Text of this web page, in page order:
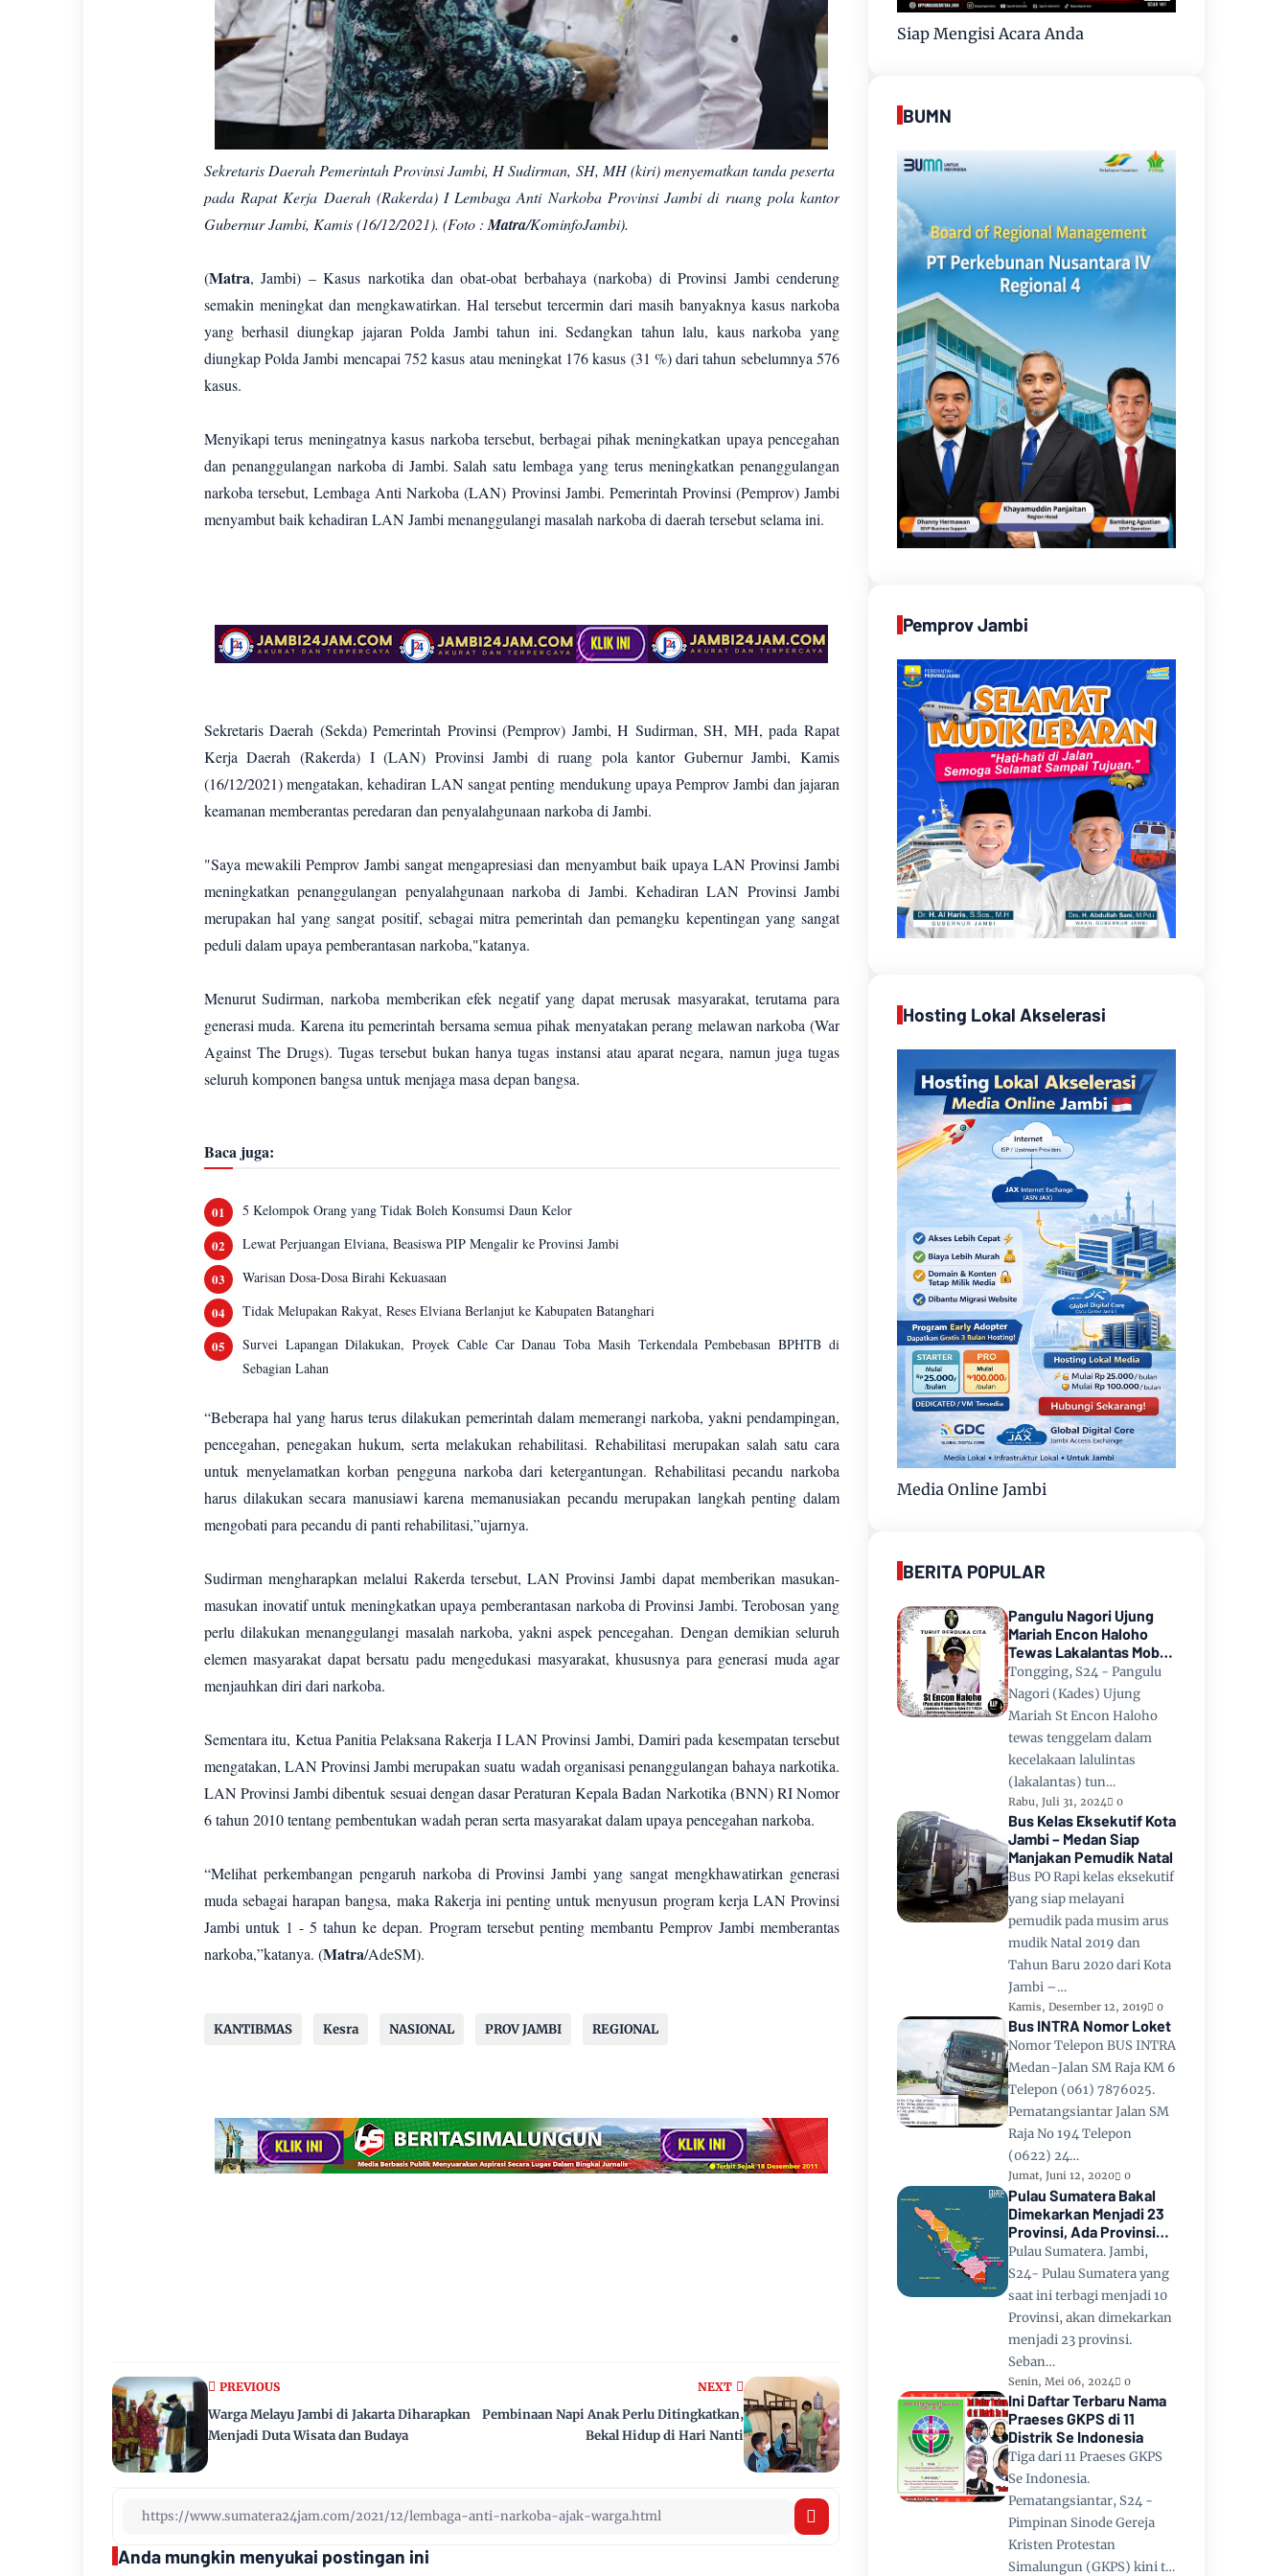
Sekretaris Daerah Pemerintah Provinsi Jambi, H Sudirman, SH, MH (kiri) menyematkan tanda peserta
pada Rapat Kerja Daerah (Rakerda) I Lembaga Anti Narkoba Provinsi Jambi di ruang pola kantor
Gubernur Jambi, Kamis (16/12/2021). (Foto : Matra/KominfoJambi).
(Matra, Jambi) – Kasus narkotika dan obat-obat berbahaya (narkoba) di Provinsi Jambi cenderung
semakin meningkat dan mengkawatirkan. Hal tersebut tercermin dari masih banyaknya kasus narkoba
yang berhasil diungkap jajaran Polda Jambi tahun ini. Sedangkan tahun lalu, kaus narkoba yang
diungkap Polda Jambi mencapai 752 kasus atau meningkat 176 kasus (31 %) dari tahun sebelumnya 576
kasus.
Menyikapi terus meningatnya kasus narkoba tersebut, berbagai pihak meningkatkan upaya pencegahan
dan penanggulangan narkoba di Jambi. Salah satu lembaga yang terus meningkatkan penanggulangan
narkoba tersebut, Lembaga Anti Narkoba (LAN) Provinsi Jambi. Pemerintah Provinsi (Pemprov) Jambi
menyambut baik kehadiran LAN Jambi menanggulangi masalah narkoba di daerah tersebut selama ini.
Sekretaris Daerah (Sekda) Pemerintah Provinsi (Pemprov) Jambi, H Sudirman, SH, MH, pada Rapat
Kerja Daerah (Rakerda) I (LAN) Provinsi Jambi di ruang pola kantor Gubernur Jambi, Kamis
(16/12/2021) mengatakan, kehadiran LAN sangat penting mendukung upaya Pemprov Jambi dan jajaran
keamanan memberantas peredaran dan penyalahgunaan narkoba di Jambi.
"Saya mewakili Pemprov Jambi sangat mengapresiasi dan menyambut baik upaya LAN Provinsi Jambi
meningkatkan penanggulangan penyalahgunaan narkoba di Jambi. Kehadiran LAN Provinsi Jambi
merupakan hal yang sangat positif, sebagai mitra pemerintah dan pemangku kepentingan yang sangat
peduli dalam upaya pemberantasan narkoba,"katanya.
Menurut Sudirman, narkoba memberikan efek negatif yang dapat merusak masyarakat, terutama para
generasi muda. Karena itu pemerintah bersama semua pihak menyatakan perang melawan narkoba (War
Against The Drugs). Tugas tersebut bukan hanya tugas instansi atau aparat negara, namun juga tugas
seluruh komponen bangsa untuk menjaga masa depan bangsa.
Baca juga:
5 Kelompok Orang yang Tidak Boleh Konsumsi Daun Kelor
Lewat Perjuangan Elviana, Beasiswa PIP Mengalir ke Provinsi Jambi
Warisan Dosa-Dosa Birahi Kekuasaan
Tidak Melupakan Rakyat, Reses Elviana Berlanjut ke Kabupaten Batanghari
Survei Lapangan Dilakukan, Proyek Cable Car Danau Toba Masih Terkendala Pembebasan BPHTB di
Sebagian Lahan
“Beberapa hal yang harus terus dilakukan pemerintah dalam memerangi narkoba, yakni pendampingan,
pencegahan, penegakan hukum, serta melakukan rehabilitasi. Rehabilitasi merupakan salah satu cara
untuk menyelamatkan korban pengguna narkoba dari ketergantungan. Rehabilitasi pecandu narkoba
harus dilakukan secara manusiawi karena memanusiakan pecandu merupakan langkah penting dalam
mengobati para pecandu di panti rehabilitasi,”ujarnya.
Sudirman mengharapkan melalui Rakerda tersebut, LAN Provinsi Jambi dapat memberikan masukan-
masukan inovatif untuk meningkatkan upaya pemberantasan narkoba di Provinsi Jambi. Terobosan yang
perlu dilakukan menanggulangi masalah narkoba, yakni aspek pencegahan. Dengan demikian seluruh
elemen masyarakat dapat bersatu padu mengedukasi masyarakat, khususnya para generasi muda agar
menjauhkan diri dari narkoba.
Sementara itu, Ketua Panitia Pelaksana Rakerja I LAN Provinsi Jambi, Damiri pada kesempatan tersebut
mengatakan, LAN Provinsi Jambi merupakan suatu wadah organisasi penanggulangan bahaya narkotika.
LAN Provinsi Jambi dibentuk sesuai dengan dasar Peraturan Kepala Badan Narkotika (BNN) RI Nomor
6 tahun 2010 tentang pembentukan wadah peran serta masyarakat dalam upaya pencegahan narkoba.
“Melihat perkembangan pengaruh narkoba di Provinsi Jambi yang sangat mengkhawatirkan generasi
muda sebagai harapan bangsa, maka Rakerja ini penting untuk menyusun program kerja LAN Provinsi
Jambi untuk 1 - 5 tahun ke depan. Program tersebut penting membantu Pemprov Jambi memberantas
narkoba,”katanya. (Matra/AdeSM).
KANTIBMAS Kesra NASIONAL PROV JAMBI REGIONAL
NEXT
Pembinaan Napi Anak Perlu Ditingkatkan,
Bekal Hidup di Hari Nanti
PREVIOUS
Warga Melayu Jambi di Jakarta Diharapkan
Menjadi Duta Wisata dan Budaya
Anda mungkin menyukai postingan ini
Siap Mengisi Acara Anda
BUMN
Pemprov Jambi
Hosting Lokal Akselerasi
Media Online Jambi
BERITA POPULAR
Pangulu Nagori Ujung
Mariah Encon Haloho
Tewas Lakalantas Mobil
Terjun ke Danau Toba di
Tongging
Tongging, S24 - Pangulu
Nagori (Kades) Ujung
Mariah St Encon Haloho
tewas tenggelam dalam
kecelakaan lalulintas
(lakalantas) tun…
Rabu, Juli 31, 2024 0
Bus Kelas Eksekutif Kota
Jambi – Medan Siap
Manjakan Pemudik Natal
Bus PO Rapi kelas eksekutif
yang siap melayani
pemudik pada musim arus
mudik Natal 2019 dan
Tahun Baru 2020 dari Kota
Jambi –…
Kamis, Desember 12, 2019 0
Bus INTRA Nomor Loket
Nomor Telepon BUS INTRA
Medan-Jalan SM Raja KM 6
Telepon (061) 7876025.
Pematangsiantar Jalan SM
Raja No 194 Telepon
(0622) 24…
Jumat, Juni 12, 2020 0
Pulau Sumatera Bakal
Dimekarkan Menjadi 23
Provinsi, Ada Provinsi
Toba Raya dan Provinsi
Tapanuli
Pulau Sumatera. Jambi,
S24- Pulau Sumatera yang
saat ini terbagi menjadi 10
Provinsi, akan dimekarkan
menjadi 23 provinsi.
Seban…
Senin, Mei 06, 2024 0
Ini Daftar Terbaru Nama
Praeses GKPS di 11
Distrik Se Indonesia
Tiga dari 11 Praeses GKPS
Se Indonesia.
Pematangsiantar, S24 -
Pimpinan Sinode Gereja
Kristen Protestan
Simalungun (GKPS) kini t…